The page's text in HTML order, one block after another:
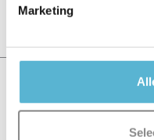
Marketing
Schrijf je eigen review